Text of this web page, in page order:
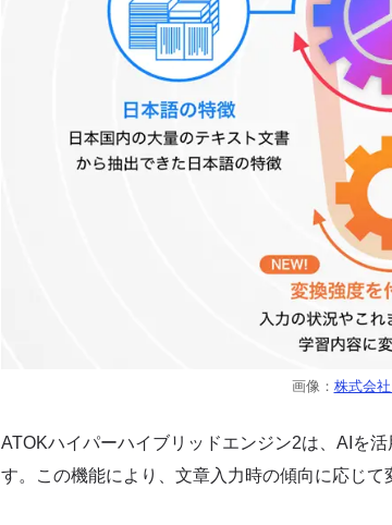
画像： 株式会
ATOKハイパーハイブリッドエンジン2は、AIを
す。この機能により、文章入力時の傾向に応じて